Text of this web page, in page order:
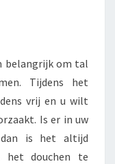
belangrijk om tal
Tijdens het
vrij en u wilt
Is er in uw
dan is het altijd
het douchen te